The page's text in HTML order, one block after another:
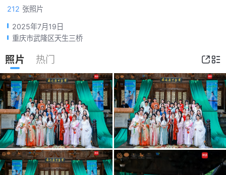
212 张照片
2025年7月19日
重庆市武隆区天生三桥
照片 热门